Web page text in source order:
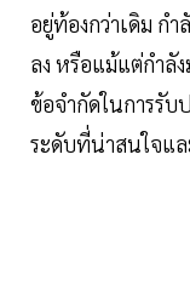
อยู่ท้องกว่าเดิม ก
ลง หรือแม้แต่กำลั
ข้อจำกัดในการรับ
ระดับที่น่าสนใจแ